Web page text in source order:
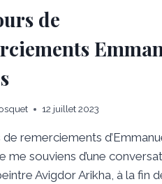
de
12 juillet 2023
de remerciements
me souviens d’une
Avigdor Arikha, à la fin